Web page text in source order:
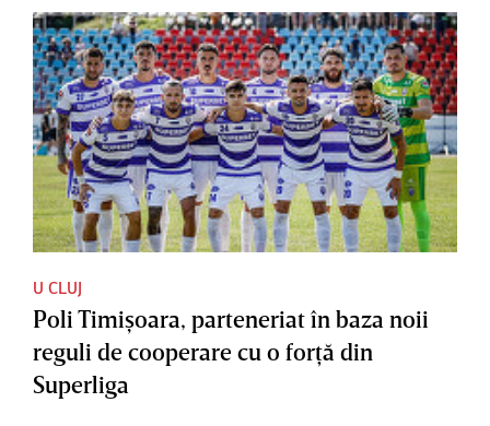
U CLUJ
Poli Timişoara, parteneriat în baza noii
reguli de cooperare cu o forţă din
Superliga